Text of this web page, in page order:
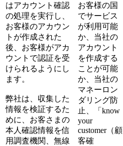
はアカウント確認
の処理を実行し、
お客様のアカウン
トが作成された
後、お客様がアカ
ウントで認証を受
けられるようにし
ます。
弊社は、収集した
情報を検証するた
めに、お客さまの
本人確認情報を信
用調査機関、無線
お客様の国
でサービス
が利用可能
か、当社の
アカウント
を作成する
ことが可能
か、当社の
マネーロン
ダリング防
止、「know
your
customer（顧
客確